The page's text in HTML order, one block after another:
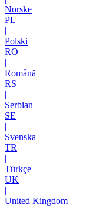
Norske
PL
|
Polski
RO
|
Română
RS
|
Serbian
SE
|
Svenska
TR
|
Türkçe
UK
|
United Kingdom